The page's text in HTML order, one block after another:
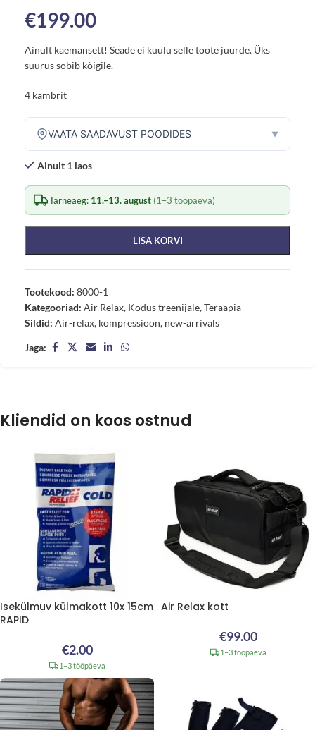
€199.00
Ainult käemansett! Seade ei kuulu selle toote juurde. Üks
suurus sobib kõigile.
4 kambrit
VAATA SAADAVUST POODIDES ▼
Ainult 1 laos
Tarneaeg: 11.–13. august (1–3 tööpäeva)
LISA KORVI
Tootekood: 8000-1
Kategooriad: Air Relax, Kodus treenijale,Teraapia
Sildid: Air-relax, kompressioon, new-arrivals
Jaga:
Kliendid on koos ostnud
Isekülmuv külmakott 10x 15cm
RAPID
€2.00
1–3 tööpäeva
Air Relax kott
€99.00
1–3 tööpäeva